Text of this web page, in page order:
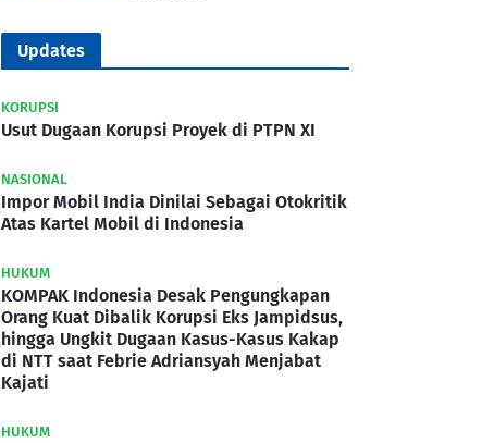
Updates
KORUPSI
Usut Dugaan Korupsi Proyek di PTPN XI
NASIONAL
Impor Mobil India Dinilai Sebagai Otokritik
Atas Kartel Mobil di Indonesia
HUKUM
KOMPAK Indonesia Desak Pengungkapan
Orang Kuat Dibalik Korupsi Eks Jampidsus,
hingga Ungkit Dugaan Kasus-Kasus Kakap
di NTT saat Febrie Adriansyah Menjabat
Kajati
HUKUM